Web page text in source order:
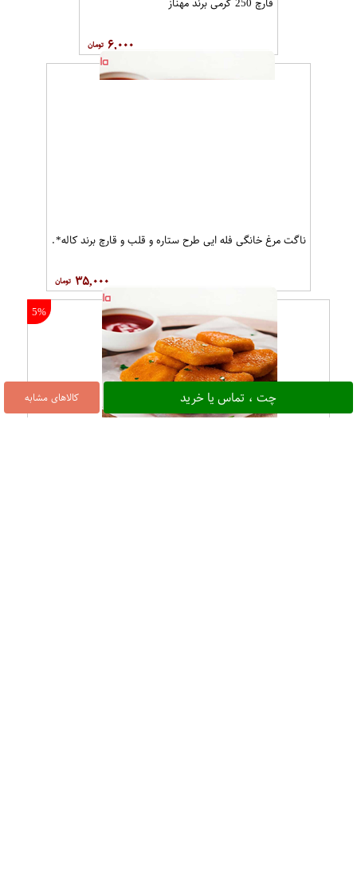
کالاهای مشابه چت ، تماس یا خرید
۶,۰۰۰
ناگت مرغ خانگی فله ایی طرح ستاره و قلب و قارچ برند کاله*.
۳۵,۰۰۰
5%